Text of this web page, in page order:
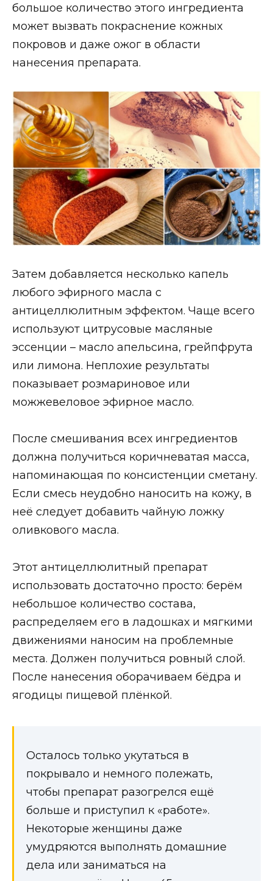
большое количество этого ингредиента
может вызвать покраснение кожных
покровов и даже ожог в области
нанесения препарата.
Затем добавляется несколько капель
любого эфирного масла с
антицеллюлитным эффектом. Чаще всего
используют цитрусовые масляные
эссенции – масло апельсина, грейпфрута
или лимона. Неплохие результаты
показывает розмариновое или
можжевеловое эфирное масло.
После смешивания всех ингредиентов
должна получиться коричневатая масса,
напоминающая по консистенции сметану.
Если смесь неудобно наносить на кожу, в
неё следует добавить чайную ложку
оливкового масла.
Этот антицеллюлитный препарат
использовать достаточно просто: берём
небольшое количество состава,
распределяем его в ладошках и мягкими
движениями наносим на проблемные
места. Должен получиться ровный слой.
После нанесения оборачиваем бёдра и
ягодицы пищевой плёнкой.
Осталось только укутаться в
покрывало и немного полежать,
чтобы препарат разогрелся ещё
больше и приступил к «работе».
Некоторые женщины даже
умудряются выполнять домашние
дела или заниматься на